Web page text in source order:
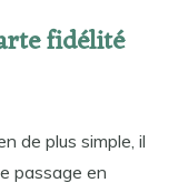
fidélité
de plus simple, il
passage en